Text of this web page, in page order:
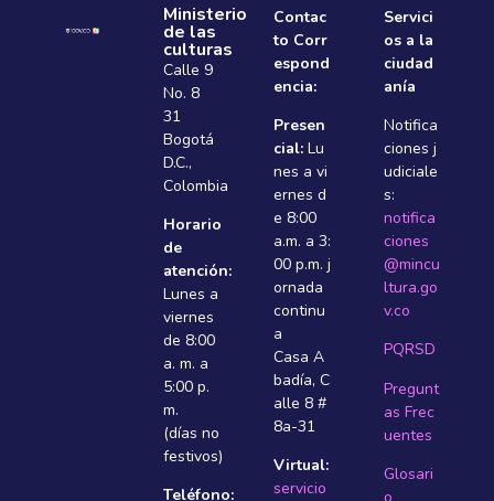
Ministerio
de las
culturas
Calle 9
No. 8
31
Bogotá
D.C.,
Colombia
Horario
de
atención:
Lunes a
viernes
de 8:00
a. m. a
5:00 p.
m.
(días no
festivos)
Teléfono:
Contac
to Corr
espond
encia:
Presen
cial: Lu
nes a vi
ernes d
e 8:00
a.m. a 3:
00 p.m. j
ornada
continu
a
Casa A
badí­a, C
alle 8 #
8a-31
Virtual:
servicio
Servici
os a la
ciudad
anía
Notifica
ciones j
udiciale
s:
notifica
ciones
@mincu
ltura.go
v.co
PQRSD
Pregunt
as Frec
uentes
Glosari